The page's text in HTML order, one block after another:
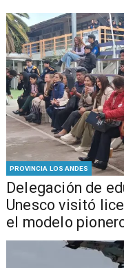
PROVINCIA LOS ANDES
Delegación de
Unesco visitó
el modelo